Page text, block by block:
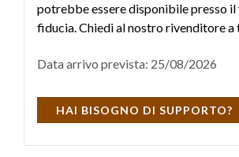
potrebbe essere disponibile presso
fiducia. Chiedi al nostro rivenditore a
Data arrivo prevista: 25/08/2026
HAI BISOGNO DI SUPPORTO?